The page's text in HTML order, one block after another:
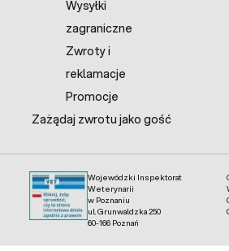
Wysyłki
zagraniczne
Zwroty i
reklamacje
Promocje
Zażądaj zwrotu jako gość
Wojewódzki Inspektorat
Weterynarii
w Poznaniu
ul. Grunwaldzka 250
60-166 Poznań